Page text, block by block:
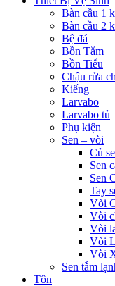
Bàn cầu 1
Bàn cầu 2
Bệ đá
Bồn Tắm
Bồn Tiểu
Chậu rửa
Kiếng
Larvabo
Larvabo tủ
Phụ kiện
Sen – vòi
Củ
Sen
Sen
Tay
Vòi
Vòi
Vòi
Vòi
Vòi
Sen tắm
Tôn